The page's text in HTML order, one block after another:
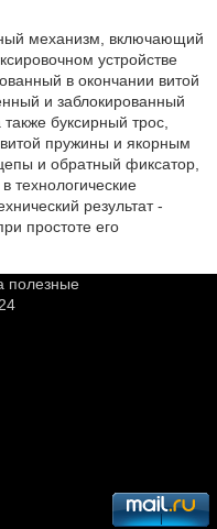
механизм, включающий
устройстве
в окончании витой
и заблокированный
буксирный трос,
пружины и якорным
и обратный фиксатор,
технологические
результат -
простоте его
полезные